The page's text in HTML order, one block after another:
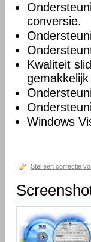
conversie.
Kwaliteit
Windows
Stel een correctie